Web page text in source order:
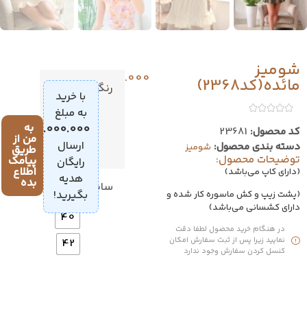
شومیز
مائده(کد2368)
کد محصول: 23681
دسته بندی محصول: شومیز
توضیحات محصول:
(دارای کاپ می‌باشد)
(پشت زیپ و کش ماسوره کار شده و
دارای کشسانی می‌باشد)
در هنگام خرید محصول لطفا دقت
نمایید زیرا پس از ثبت سفارش امکان
کنسل کردن سفارش وجود ندارد
599.000 تومان
رنگ
سایز
36
40
42
با خرید
به مبلغ
4.000.000 تومان
ارسال
رایگان
هدیه
بگیرید!
به
من از
طریق
پیامک
اطلاع
بده